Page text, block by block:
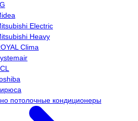
Electric
Heavy
Clima
потолочные кондиционеры